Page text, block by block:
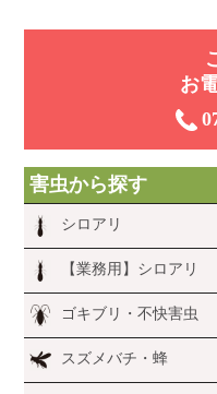
お
害虫から探す
シロアリ
【業務用】シロアリ
ゴキブリ・不快害虫
スズメバチ・蜂